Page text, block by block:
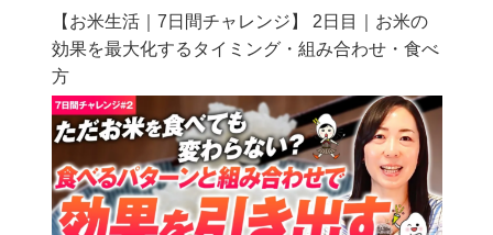
【お米生活｜7日間チャレンジ】 2日目｜お米の
効果を最大化するタイミング・組み合わせ・食べ
方